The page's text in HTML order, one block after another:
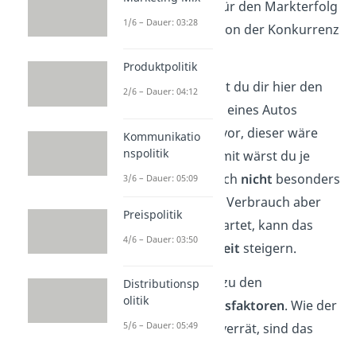
sind wichtig für den Markterfolg
und um sich von der Konkurrenz
Als Beispiel kannst du dir hier den
eines Autos
merken. Stell dir vor, dieser wäre
extrem hoch.
Damit wärst du je
nach Auto natürlich nicht besonders
Ist der Verbrauch aber
niedriger
als erwartet, kann das
deineZufriedenheit steigern.
Kommen wir zu den
Begeisterungsfaktoren. Wie der
Name schon verrät, sind das
1/6 – Dauer: 03:28
Produktpolitik
2/6 – Dauer: 04:12
Kommunikatio
nspolitik
3/6 – Dauer: 05:09
Preispolitik
4/6 – Dauer: 03:50
Distributionsp
olitik
5/6 – Dauer: 05:49